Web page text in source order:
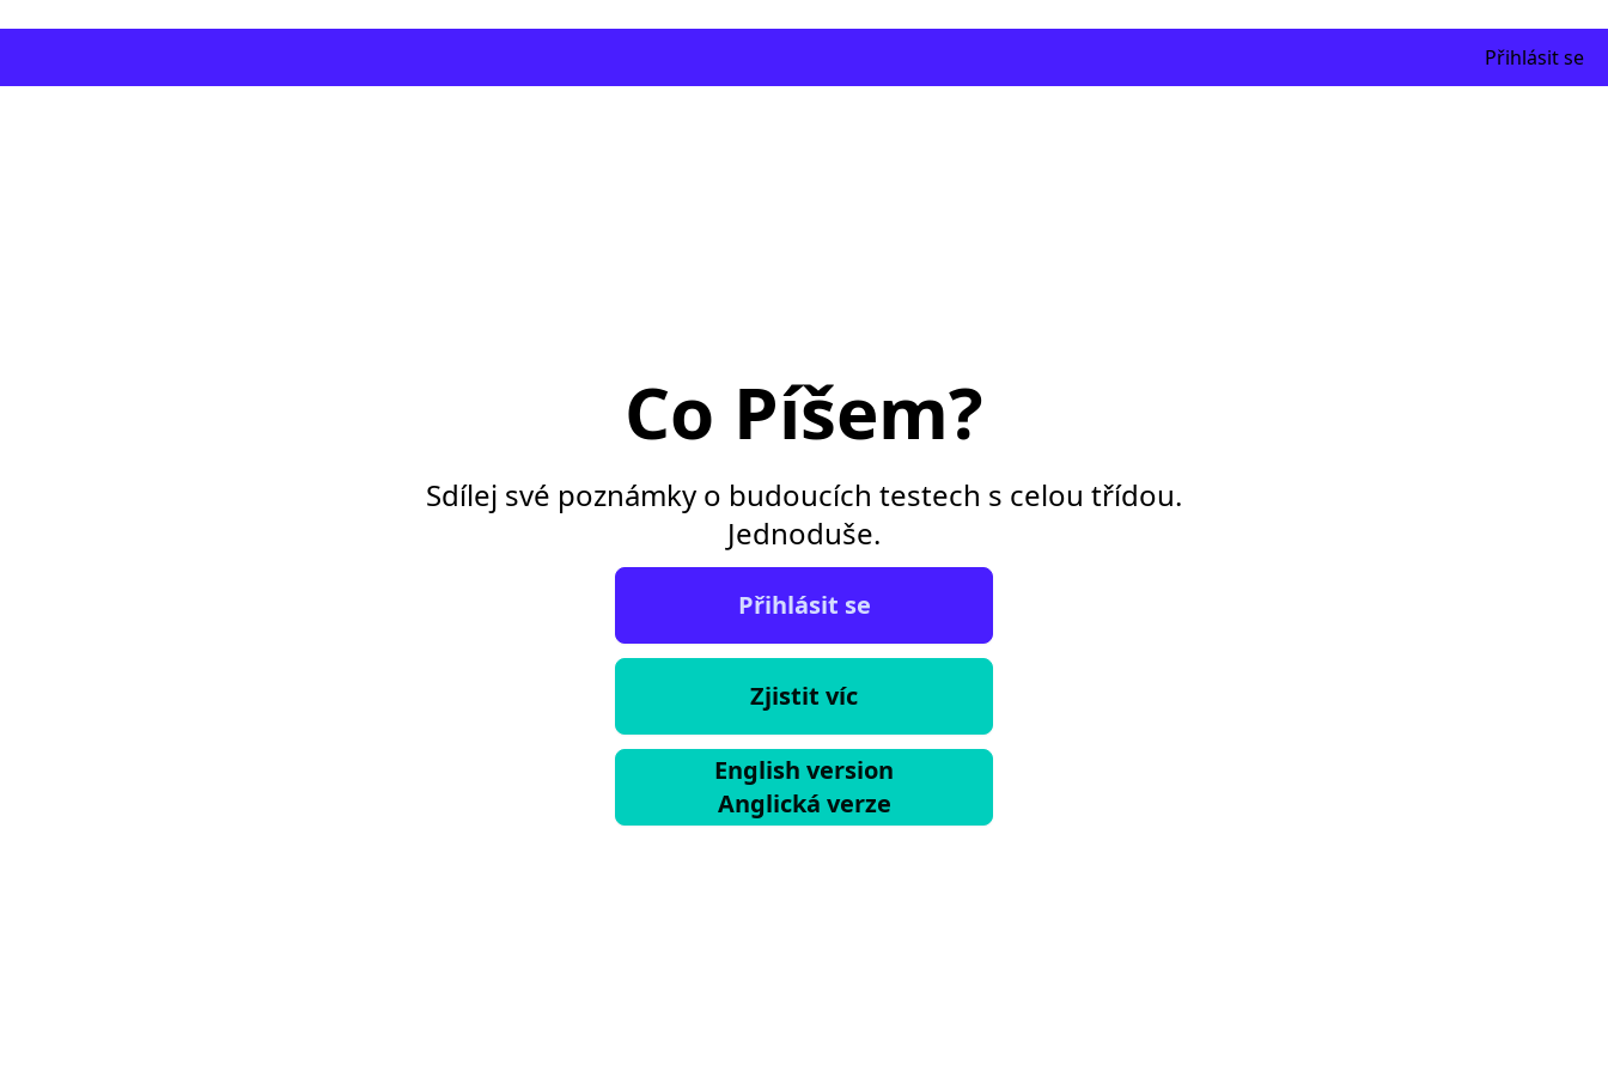
Přihlásit se
Co Píšem?
Sdílej své poznámky o budoucích testech s celou třídou.
Jednoduše.
Přihlásit se
Zjistit víc
English version
Anglická verze